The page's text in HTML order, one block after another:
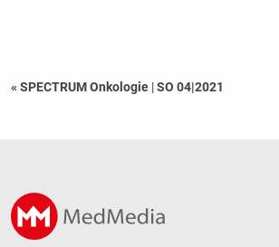
« SPECTRUM Onkologie |SO 04|2021